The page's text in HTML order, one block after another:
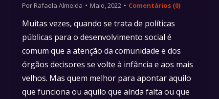
Por Rafaela Almeida Maio, 2022 Comentários (0)
Muitas vezes, quando se trata de políticas
públicas para o desenvolvimento social é
comum que a atenção da comunidade e dos
órgãos decisores se volte à infância e aos mais
velhos. Mas quem melhor para apontar aquilo
que funciona ou aquilo que ainda falta ou que